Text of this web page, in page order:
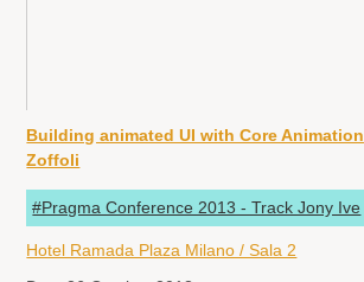
Building animated UI with Core Animation
Zoffoli
#Pragma Conference 2013 - Track Jony Ive
Hotel Ramada Plaza Milano / Sala 2